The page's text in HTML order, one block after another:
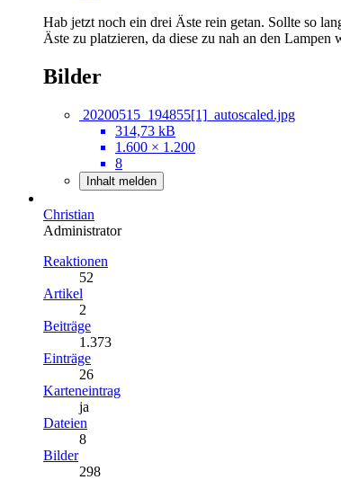
Hab jetzt noch ein drei Äste rein getan. Sollte so
Äste zu platzieren, da diese zu nah an den
Bilder
20200515_194855[1]_autoscaled.jpg
314,73 kB
1.600 × 1.200
8
Inhalt melden
Christian
Administrator
Reaktionen
52
Artikel
2
Beiträge
1.373
Einträge
26
Karteneintrag
ja
Dateien
8
Bilder
298